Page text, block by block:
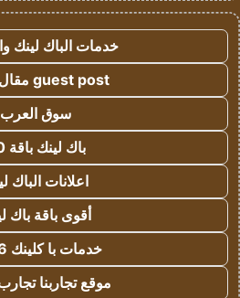
خدمات الباك لينك
guest post مقال ضيف
سوق العرب
باك لينك باقة 20
اعلانات الباك
أقوى باقة باك
خدمات با كلينك 2026
موقع تجاربنا